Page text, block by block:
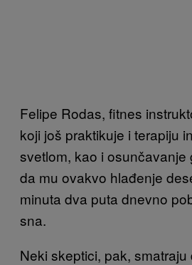
Felipe Rodas, fitnes
koji još praktikuje i terapiju
svetlom, kao i osunčavanje
da mu ovakvo hlađenje
minuta dva puta dnevno
sna.
Neki skeptici, pak,